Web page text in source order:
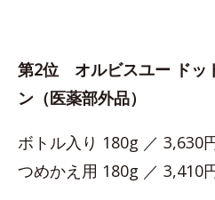
第2位 オルビスユー ドッ
ン（医薬部外品）
ボトル入り 180g ／ 3,630
つめかえ用 180g ／ 3,410